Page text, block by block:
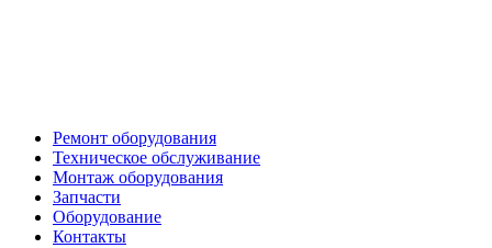
Ремонт оборудования
Техническое обслуживание
Монтаж оборудования
Запчасти
Оборудование
Контакты